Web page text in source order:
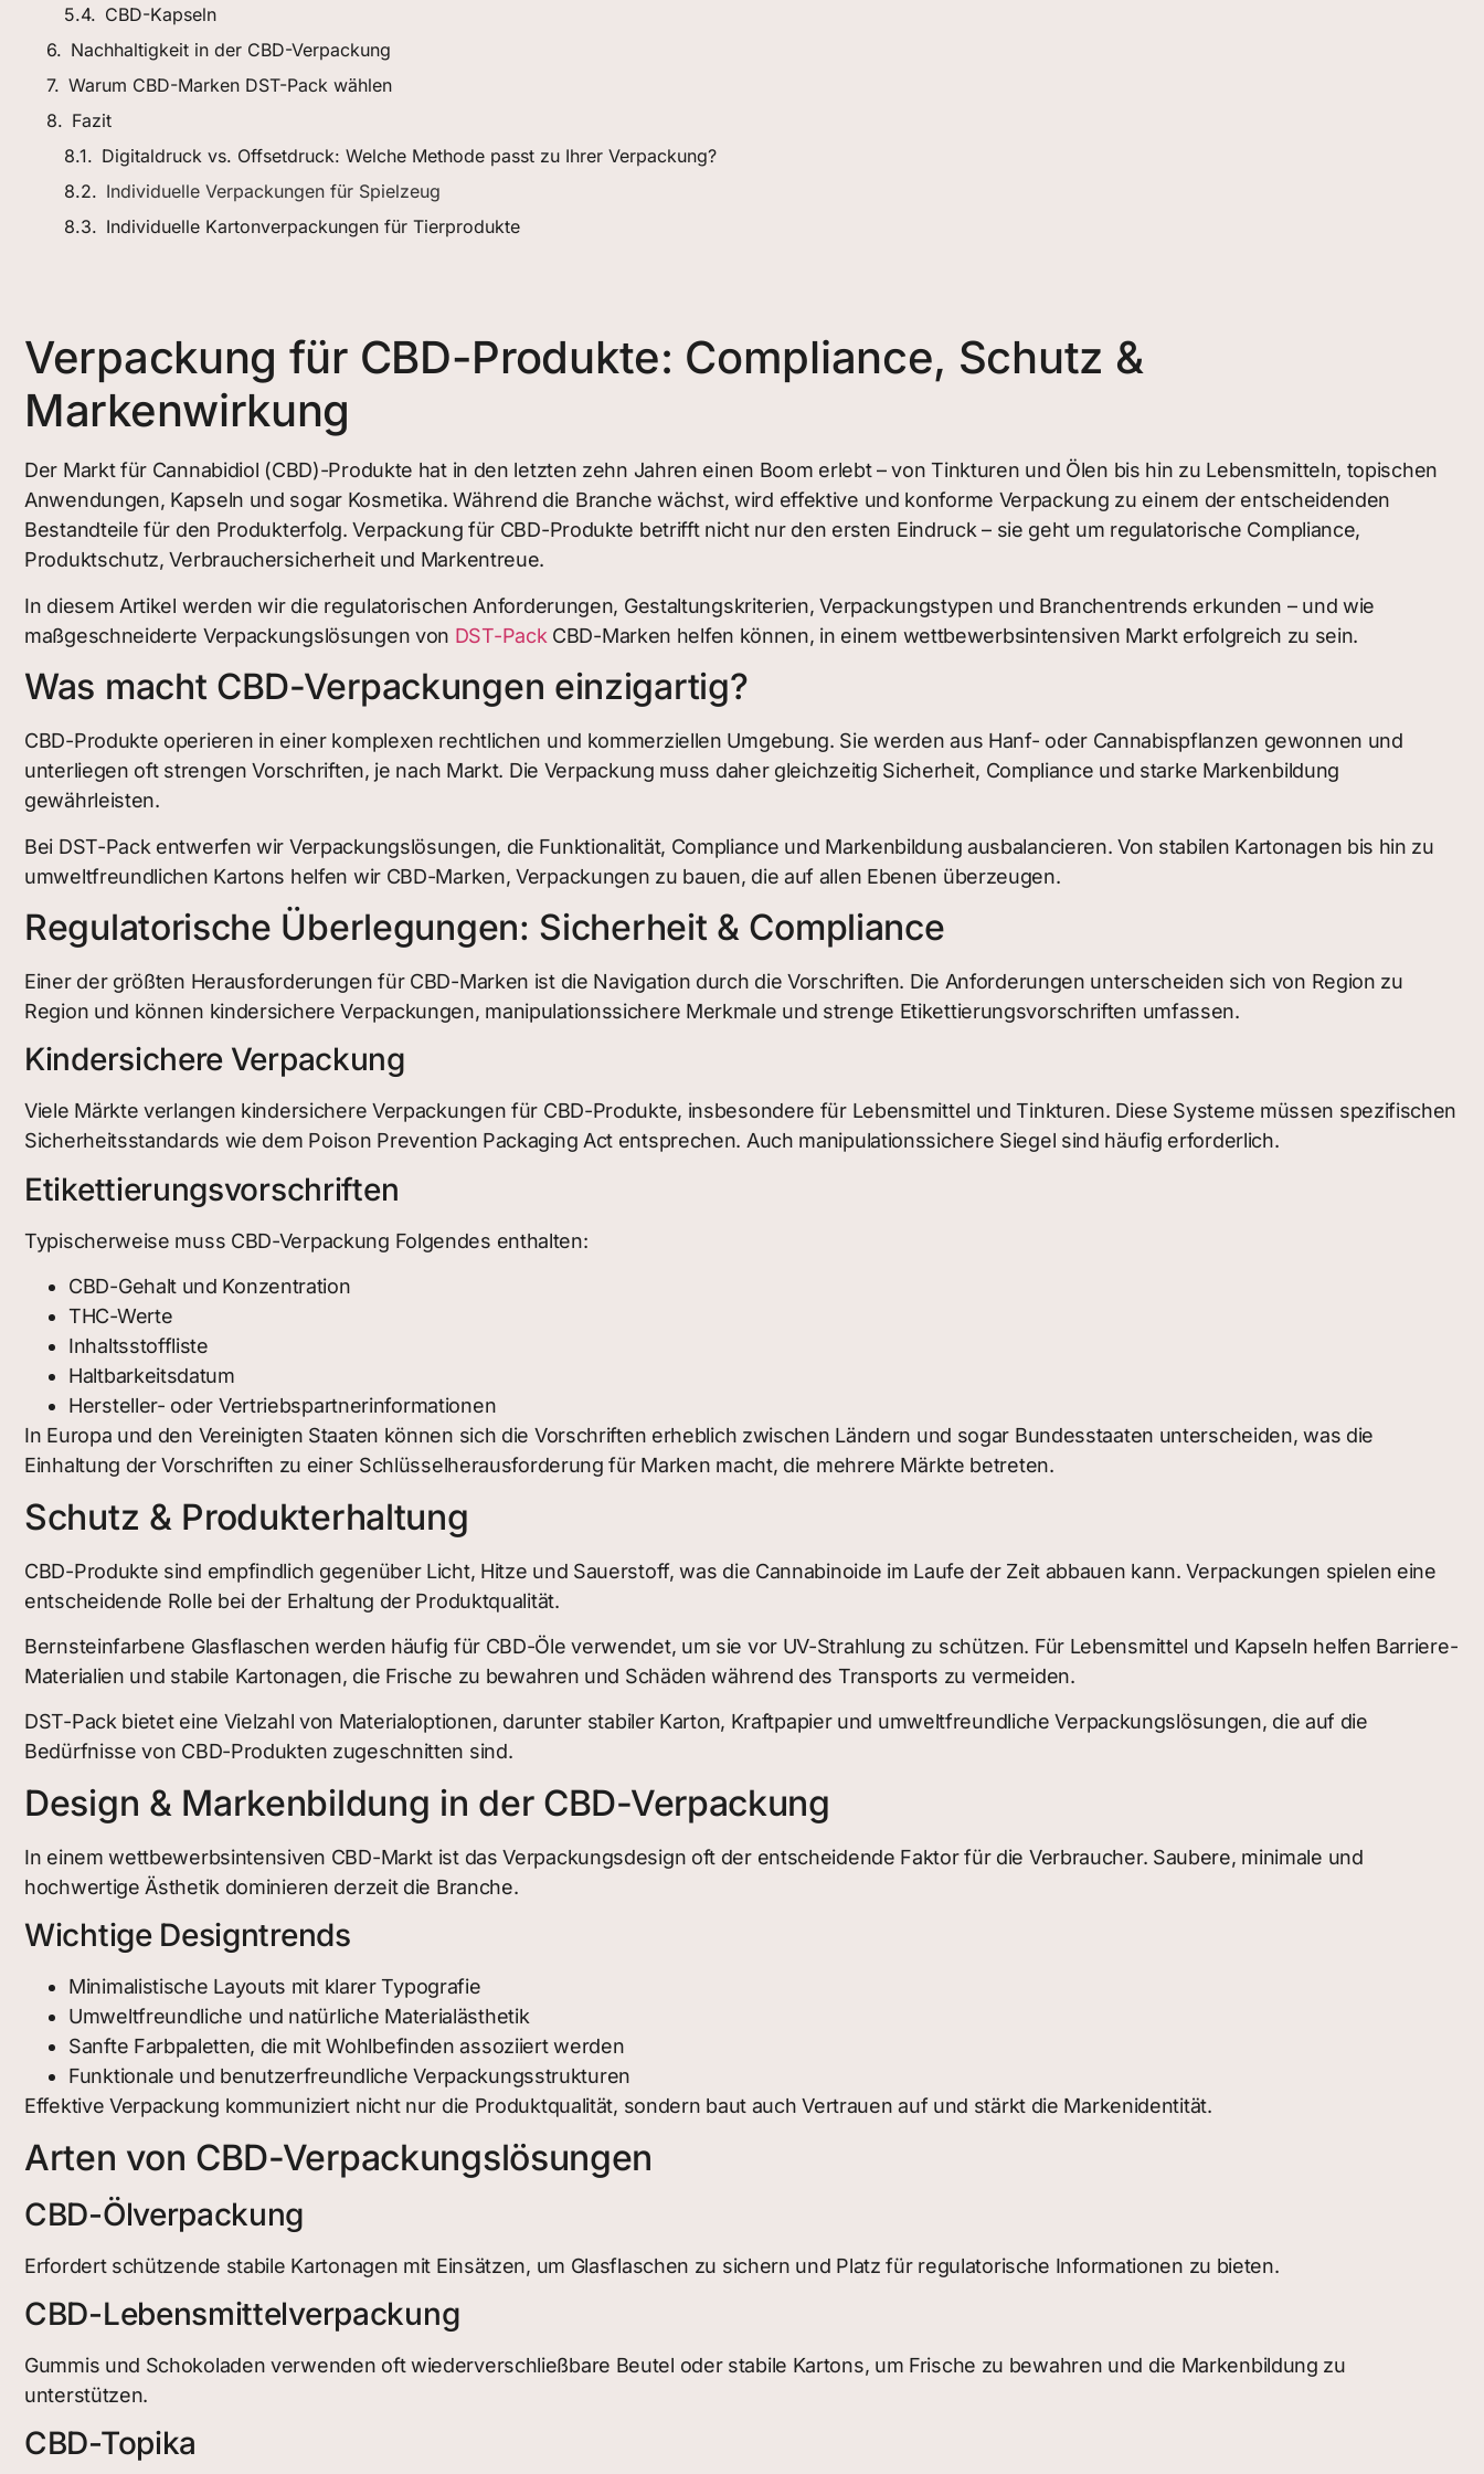
CBD-Kapseln
Nachhaltigkeit in der CBD-Verpackung
Warum CBD-Marken DST-Pack wählen
Fazit
Digitaldruck vs. Offsetdruck: Welche Methode passt zu Ihrer Verpackung?
Individuelle Verpackungen für Spielzeug
Individuelle Kartonverpackungen für Tierprodukte
Verpackung für CBD-Produkte: Compliance, Schutz &
Markenwirkung
Der Markt für Cannabidiol (CBD)-Produkte hat in den letzten zehn Jahren einen Boom erlebt – von Tinkturen und Ölen bis hin zu Lebensmitteln, topischen
Anwendungen, Kapseln und sogar Kosmetika. Während die Branche wächst, wird effektive und konforme Verpackung zu einem der entscheidenden
Bestandteile für den Produkterfolg. Verpackung für CBD-Produkte betrifft nicht nur den ersten Eindruck – sie geht um regulatorische Compliance,
Produktschutz, Verbrauchersicherheit und Markentreue.
In diesem Artikel werden wir die regulatorischen Anforderungen, Gestaltungskriterien, Verpackungstypen und Branchentrends erkunden – und wie
maßgeschneiderte Verpackungslösungen von DST-Pack CBD-Marken helfen können, in einem wettbewerbsintensiven Markt erfolgreich zu sein.
Was macht CBD-Verpackungen einzigartig?
CBD-Produkte operieren in einer komplexen rechtlichen und kommerziellen Umgebung. Sie werden aus Hanf- oder Cannabispflanzen gewonnen und
unterliegen oft strengen Vorschriften, je nach Markt. Die Verpackung muss daher gleichzeitig Sicherheit, Compliance und starke Markenbildung
gewährleisten.
Bei DST-Pack entwerfen wir Verpackungslösungen, die Funktionalität, Compliance und Markenbildung ausbalancieren. Von stabilen Kartonagen bis hin zu
umweltfreundlichen Kartons helfen wir CBD-Marken, Verpackungen zu bauen, die auf allen Ebenen überzeugen.
Regulatorische Überlegungen: Sicherheit & Compliance
Einer der größten Herausforderungen für CBD-Marken ist die Navigation durch die Vorschriften. Die Anforderungen unterscheiden sich von Region zu
Region und können kindersichere Verpackungen, manipulationssichere Merkmale und strenge Etikettierungsvorschriften umfassen.
Kindersichere Verpackung
Viele Märkte verlangen kindersichere Verpackungen für CBD-Produkte, insbesondere für Lebensmittel und Tinkturen. Diese Systeme müssen spezifischen
Sicherheitsstandards wie dem Poison Prevention Packaging Act entsprechen. Auch manipulationssichere Siegel sind häufig erforderlich.
Etikettierungsvorschriften
Typischerweise muss CBD-Verpackung Folgendes enthalten:
CBD-Gehalt und Konzentration
THC-Werte
Inhaltsstoffliste
Haltbarkeitsdatum
Hersteller- oder Vertriebspartnerinformationen
In Europa und den Vereinigten Staaten können sich die Vorschriften erheblich zwischen Ländern und sogar Bundesstaaten unterscheiden, was die
Einhaltung der Vorschriften zu einer Schlüsselherausforderung für Marken macht, die mehrere Märkte betreten.
Schutz & Produkterhaltung
CBD-Produkte sind empfindlich gegenüber Licht, Hitze und Sauerstoff, was die Cannabinoide im Laufe der Zeit abbauen kann. Verpackungen spielen eine
entscheidende Rolle bei der Erhaltung der Produktqualität.
Bernsteinfarbene Glasflaschen werden häufig für CBD-Öle verwendet, um sie vor UV-Strahlung zu schützen. Für Lebensmittel und Kapseln helfen Barriere-
Materialien und stabile Kartonagen, die Frische zu bewahren und Schäden während des Transports zu vermeiden.
DST-Pack bietet eine Vielzahl von Materialoptionen, darunter stabiler Karton, Kraftpapier und umweltfreundliche Verpackungslösungen, die auf die
Bedürfnisse von CBD-Produkten zugeschnitten sind.
Design & Markenbildung in der CBD-Verpackung
In einem wettbewerbsintensiven CBD-Markt ist das Verpackungsdesign oft der entscheidende Faktor für die Verbraucher. Saubere, minimale und
hochwertige Ästhetik dominieren derzeit die Branche.
Wichtige Designtrends
Minimalistische Layouts mit klarer Typografie
Umweltfreundliche und natürliche Materialästhetik
Sanfte Farbpaletten, die mit Wohlbefinden assoziiert werden
Funktionale und benutzerfreundliche Verpackungsstrukturen
Effektive Verpackung kommuniziert nicht nur die Produktqualität, sondern baut auch Vertrauen auf und stärkt die Markenidentität.
Arten von CBD-Verpackungslösungen
CBD-Ölverpackung
Erfordert schützende stabile Kartonagen mit Einsätzen, um Glasflaschen zu sichern und Platz für regulatorische Informationen zu bieten.
CBD-Lebensmittelverpackung
Gummis und Schokoladen verwenden oft wiederverschließbare Beutel oder stabile Kartons, um Frische zu bewahren und die Markenbildung zu
unterstützen.
CBD-Topika